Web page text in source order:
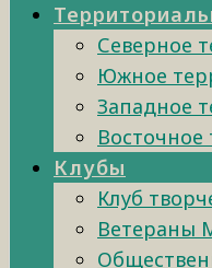
Северное
Южное
Западное
Восточное
Клубы
Клуб
Ветераны